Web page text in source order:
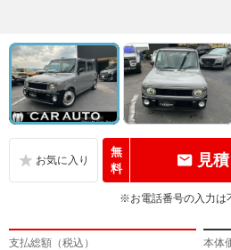
無
料
見
※お電話番号の入力は
支払総額（税込） 本体